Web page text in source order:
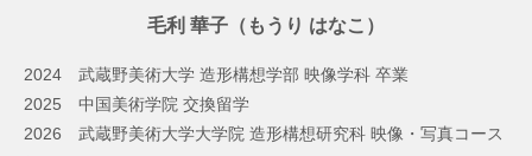
毛利 華子（もうり はなこ）
2024 武蔵野美術大学 造形構想学部 映像学科 卒業
2025 中国美術学院 交換留学
2026 武蔵野美術大学大学院 造形構想研究科 映像・写真コース